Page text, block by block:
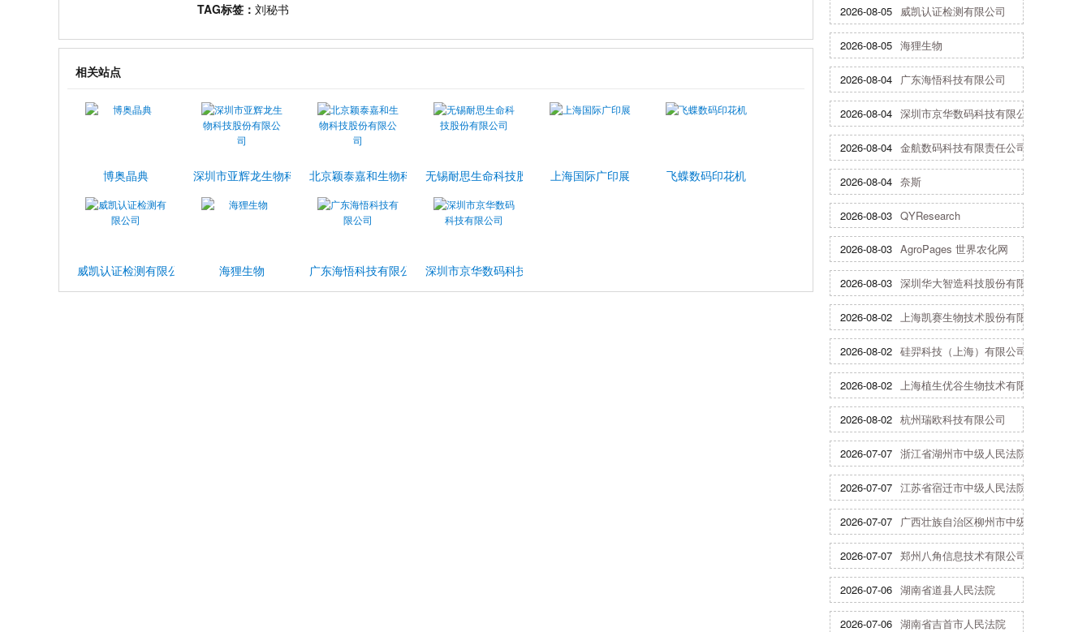
TAG标签： 刘秘书
相关站点
博奥晶典 深圳市亚辉龙生物科技股份有限公司北京颖泰嘉和生物科技股份有限公司无锡耐思生命科技股份有限公司上海国际广印展 飞蝶数码印花机
威凯认证检测有限公司 海狸生物 广东海悟科技有限公司 深圳市京华数码科技有限公司
2026-08-05 威凯认证检测有限公司
2026-08-05 海狸生物
2026-08-04 广东海悟科技有限公司
2026-08-04 深圳市京华数码科技有限公司
2026-08-04 金航数码科技有限责任公司
2026-08-04 奈斯
2026-08-03 QYResearch
2026-08-03 AgroPages 世界农化网
2026-08-03 深圳华大智造科技股份有限公司
2026-08-02 上海凯赛生物技术股份有限公司
2026-08-02 硅羿科技（上海）有限公司
2026-08-02 上海植生优谷生物技术有限公司
2026-08-02 杭州瑞欧科技有限公司
2026-07-07 浙江省湖州市中级人民法院
2026-07-07 江苏省宿迁市中级人民法院
2026-07-07 广西壮族自治区柳州市中级人民法院
2026-07-07 郑州八角信息技术有限公司
2026-07-06 湖南省道县人民法院
2026-07-06 湖南省吉首市人民法院